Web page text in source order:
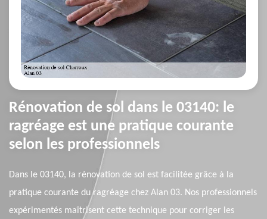
Rénovation de sol dans le 03140: le
ragréage est une pratique courante
selon les professionnels
Dans le 03140, la rénovation de sol est facilitée grâce à la
pratique courante du ragréage chez Alan 03. Nos professionnels
expérimentés maîtrisent cette technique pour corriger les